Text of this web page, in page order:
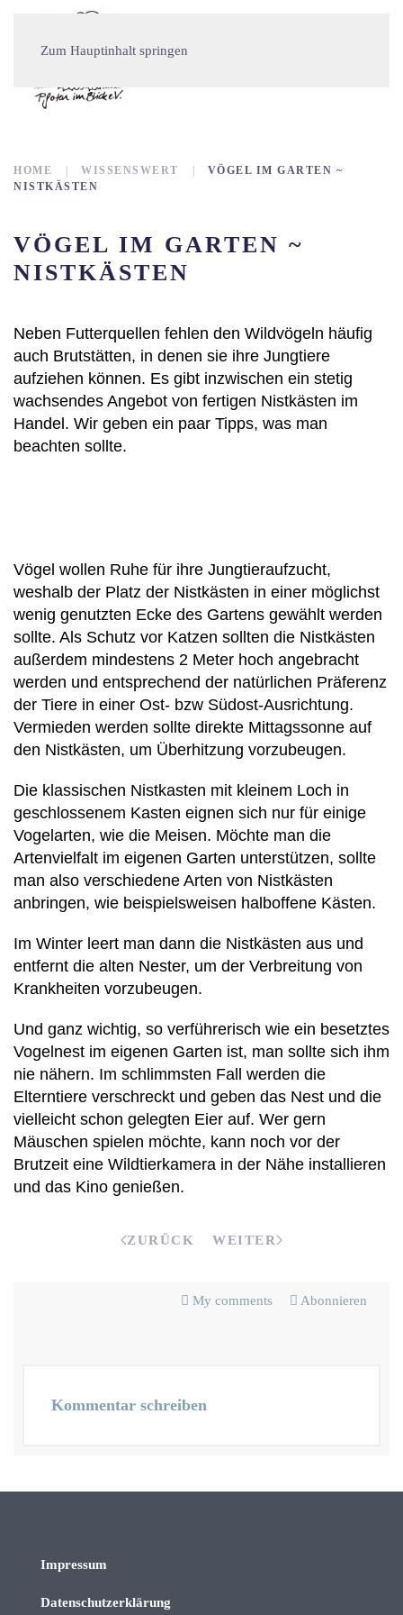
Zum Hauptinhalt springen
HOME WISSENSWERT
VÖGEL IM GARTEN ~
NISTKÄSTEN
VÖGEL IM GARTEN ~
NISTKÄSTEN
Neben Futterquellen fehlen den Wildvögeln häufig
auch Brutstätten, in denen sie ihre Jungtiere
aufziehen können. Es gibt inzwischen ein stetig
wachsendes Angebot von fertigen Nistkästen im
Handel. Wir geben ein paar Tipps, was man
beachten sollte.
Vögel wollen Ruhe für ihre Jungtieraufzucht,
weshalb der Platz der Nistkästen in einer möglichst
wenig genutzten Ecke des Gartens gewählt werden
sollte. Als Schutz vor Katzen sollten die Nistkästen
außerdem mindestens 2 Meter hoch angebracht
werden und entsprechend der natürlichen Präferenz
der Tiere in einer Ost- bzw Südost-Ausrichtung.
Vermieden werden sollte direkte Mittagssonne auf
den Nistkästen, um Überhitzung vorzubeugen.
Die klassischen Nistkasten mit kleinem Loch in
geschlossenem Kasten eignen sich nur für einige
Vogelarten, wie die Meisen. Möchte man die
Artenvielfalt im eigenen Garten unterstützen, sollte
man also verschiedene Arten von Nistkästen
anbringen, wie beispielsweisen halboffene Kästen.
Im Winter leert man dann die Nistkästen aus und
entfernt die alten Nester, um der Verbreitung von
Krankheiten vorzubeugen.
Und ganz wichtig, so verführerisch wie ein besetztes
Vogelnest im eigenen Garten ist, man sollte sich ihm
nie nähern. Im schlimmsten Fall werden die
Elterntiere verschreckt und geben das Nest und die
vielleicht schon gelegten Eier auf. Wer gern
Mäuschen spielen möchte, kann noch vor der
Brutzeit eine Wildtierkamera in der Nähe installieren
und das Kino genießen.
ZURÜCK WEITER
My comments Abonnieren
Kommentar schreiben
Impressum
Datenschutzerklärung